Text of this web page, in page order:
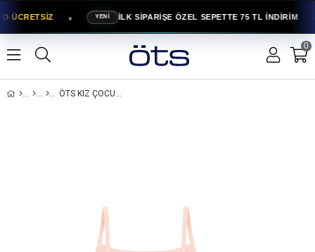
ÜCRETSİZ ● YENİ İLK SİPARİŞE ÖZEL SEPETTE 75 TL İNDİRİM
0
ÖTS KIZ ÇOCUK PAMUKLU ATLET SOMON FLAMINGO ERGONOMIK TASARIM (8656-SOM)